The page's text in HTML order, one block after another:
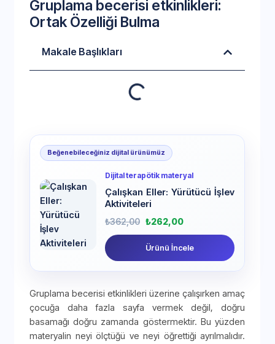
Gruplama becerisi etkinlikleri:
Ortak Özelliği Bulma
Makale Başlıkları
Beğenebileceğiniz dijital ürünümüz
Dijital terapötik materyal
Çalışkan Eller: Yürütücü İşlev
Aktiviteleri
₺362,00 ₺262,00
Ürünü İncele
Gruplama becerisi etkinlikleri üzerine çalışırken amaç
çocuğa daha fazla sayfa vermek değil, doğru
basamağı doğru zamanda göstermektir. Bu yüzden
materyalin neyi ölçtüğü ve neyi öğrettiği ayrılmalıdır.